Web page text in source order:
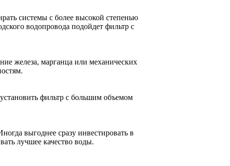
системы с более высокой степенью
водопровода подойдет фильтр с
железа, марганца или механических
фильтр с большим объемом
выгоднее сразу инвестировать в
лучшее качество воды.